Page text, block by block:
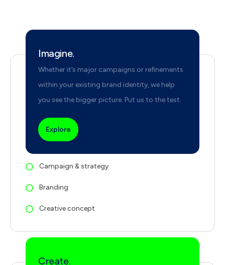
Imagine.
Whether it’s major campaigns or refinements
within your existing brand identity, we help
you see the bigger picture. Put us to the test.
Explore
Campaign & strategy
Branding
Creative concept
Create.